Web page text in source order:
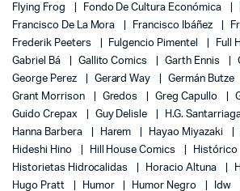
Flying Frog
Fondo De Cultura Económica
Francisco De La Mora
Francisco Ibáñez
Frederik Peeters
Fulgencio Pimentel Full
Gabriel Bá
Gallito Comics Garth Ennis
George Perez
Gerard Way Germán Butze
Grant Morrison
Gredos Greg Capullo
Guido Crepax
Guy Delisle H.G.
Hanna Barbera
Harem Hayao Miyazaki
Hideshi Hino
Hill House Comics
Histórico
Historietas Hidrocalidas
Horacio Altuna
Hugo Pratt
Humor Humor Negro Idw